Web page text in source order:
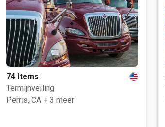
74 Items
Termijnveiling
Perris, CA + 3 meer